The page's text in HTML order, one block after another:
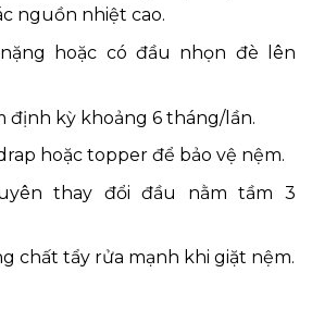
nguồn nhiệt cao.
hoặc có đầu nhọn đè lên
định kỳ khoảng 6 tháng/lần.
hoặc topper để bảo vệ nệm.
thay đổi đầu nằm tầm 3
chất tẩy rửa mạnh khi giặt nệm.